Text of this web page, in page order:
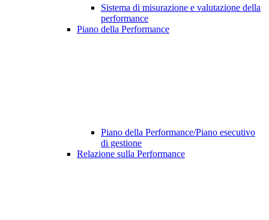
Sistema di misurazione e valutazione della
performance
Piano della Performance
Piano della Performance/Piano esecutivo
di gestione
Relazione sulla Performance